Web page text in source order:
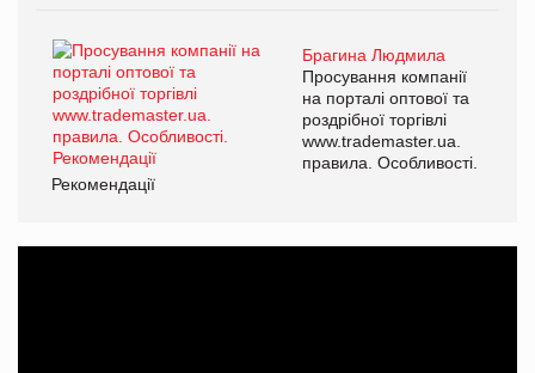
Брагина Людмила
Просування компанії
на порталі оптової та
роздрібної торгівлі
www.trademaster.ua.
правила. Особливості.
Рекомендації